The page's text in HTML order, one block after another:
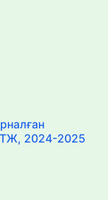
2024-2025